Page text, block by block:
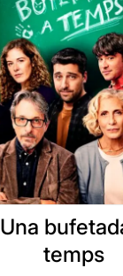
Una
temps